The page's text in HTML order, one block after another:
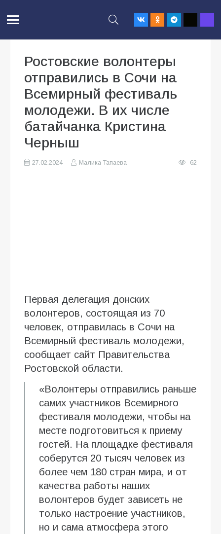
Ростовские волонтеры
отправились в Сочи на
Всемирный фестиваль
молодежи. В их числе
батайчанка Кристина
Черныш
27.02.2024 Малика Тапаева 62
Первая делегация донских
волонтеров, состоящая из 70
человек, отправилась в Сочи на
Всемирный фестиваль молодежи,
сообщает сайт Правительства
Ростовской области.
«Волонтеры отправились раньше
самих участников Всемирного
фестиваля молодежи, чтобы на
месте подготовиться к приему
гостей. На площадке фестиваля
соберутся 20 тысяч человек из
более чем 180 стран мира, и от
качества работы наших
волонтеров будет зависеть не
только настроение участников,
но и сама атмосфера этого